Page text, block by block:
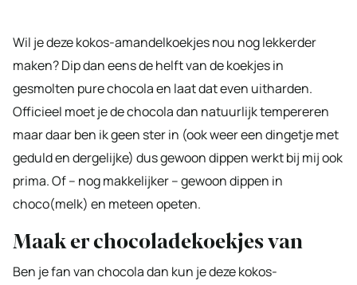
Wil je deze kokos-amandelkoekjes nou nog lekkerder
maken? Dip dan eens de helft van de koekjes in
gesmolten pure chocola en laat dat even uitharden.
Officieel moet je de chocola dan natuurlijk tempereren
maar daar ben ik geen ster in (ook weer een dingetje met
geduld en dergelijke) dus gewoon dippen werkt bij mij ook
prima. Of – nog makkelijker – gewoon dippen in
choco(melk) en meteen opeten.
Maak er chocoladekoekjes van
Ben je fan van chocola dan kun je deze kokos-